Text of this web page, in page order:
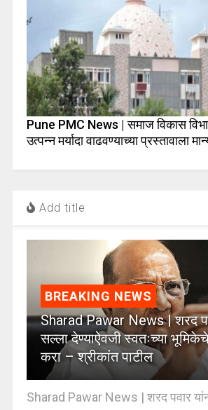
Pune PMC News | समाज विकास
उत्पन्न मर्यादा वाढवण्याच्या प्रस्तावाला
Add title
BREAKING NEWS
Sharad Pawar News | शरद
सल्ला देण्याऐवजी स्वतःच्या
करा – श्रीकांत पाटील
Sharad Pawar News | शरद पवार